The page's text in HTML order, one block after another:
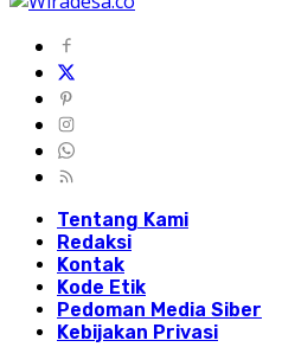
Tentang Kami
Redaksi
Kontak
Kode Etik
Pedoman Media Siber
Kebijakan Privasi